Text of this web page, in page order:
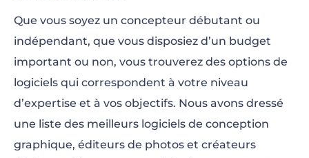
Que vous soyez un concepteur débutant ou
indépendant, que vous disposiez d’un budget
important ou non, vous trouverez des options de
logiciels qui correspondent à votre niveau
d’expertise et à vos objectifs. Nous avons dressé
une liste des meilleurs logiciels de conception
graphique, éditeurs de photos et créateurs